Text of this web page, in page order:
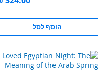
הוסף לסל